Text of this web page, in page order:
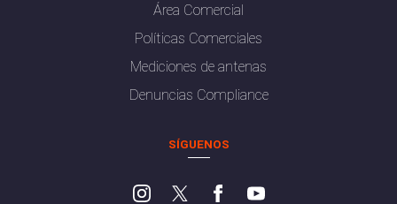
Área Comercial
Políticas Comerciales
Mediciones de antenas
Denuncias Compliance
SÍGUENOS